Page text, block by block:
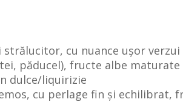
strălucitor, cu nuance ușor
păducel), fructe albe
dulce/liquirizie
cu perlage fin și